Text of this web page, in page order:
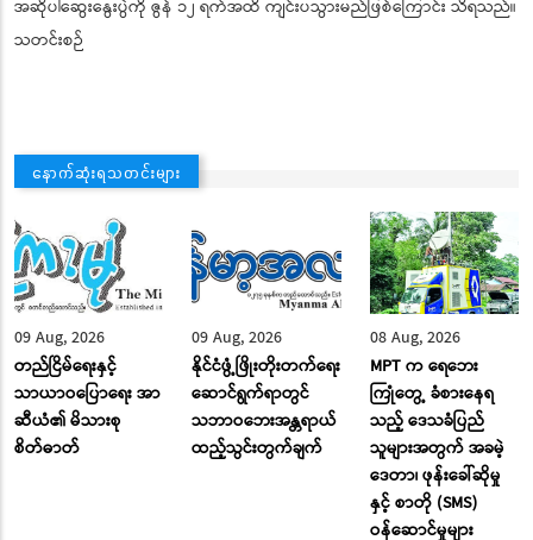
အဆိုပါဆွေးနွေးပွဲကို ဇွန် ၁၂ ရက်အထိ ကျင်းပသွားမည်ဖြစ်ကြောင်း သိရသည်။
သတင်းစဉ်
နောက်ဆုံးရသတင်းများ
09 Aug, 2026
တည်ငြိမ်ရေးနှင့်
သာယာဝပြောရေး အာ
ဆီယံ၏ မိသားစု
စိတ်ဓာတ်
09 Aug, 2026
နိုင်ငံဖွံ့ဖြိုးတိုးတက်ရေး
ဆောင်ရွက်ရာတွင်
သဘာဝဘေးအန္တရာယ်
ထည့်သွင်းတွက်ချက်
08 Aug, 2026
MPT က ရေဘေး
ကြုံတွေ့ ခံစားနေရ
သည့် ဒေသခံပြည်
သူများအတွက် အခမဲ့
ဒေတာ၊ ဖုန်းခေါ်ဆိုမှု
နှင့် စာတို (SMS)
ဝန်ဆောင်မှုများ